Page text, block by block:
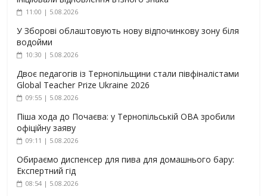
11:00 | 5.08.2026
У Зборові облаштовують нову відпочинкову зону біля
водойми
10:30 | 5.08.2026
Двоє педагогів із Тернопільщини стали півфіналістами
Global Teacher Prize Ukraine 2026
09:55 | 5.08.2026
Піша хода до Почаєва: у Тернопільській ОВА зробили
офіційну заяву
09:11 | 5.08.2026
Обираємо диспенсер для пива для домашнього бару:
Експертний гід
08:54 | 5.08.2026